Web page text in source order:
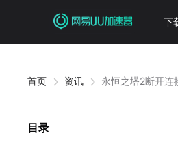
下
首页 资讯 永恒之塔2断开连
目录